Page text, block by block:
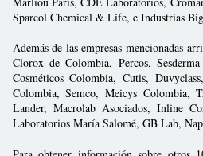
Sparcol Chemical & Life, e Industrias
Además de las empresas mencionadas
Clorox de Colombia, Percos,
Cosméticos Colombia, Cutis,
Colombia, Semco, Meicys Colombia,
Lander, Macrolab Asociados, Inline
Laboratorios María Salomé, GB Lab,